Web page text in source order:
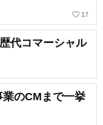
favorite_border 17
代コマーシャル
のCMまで一挙